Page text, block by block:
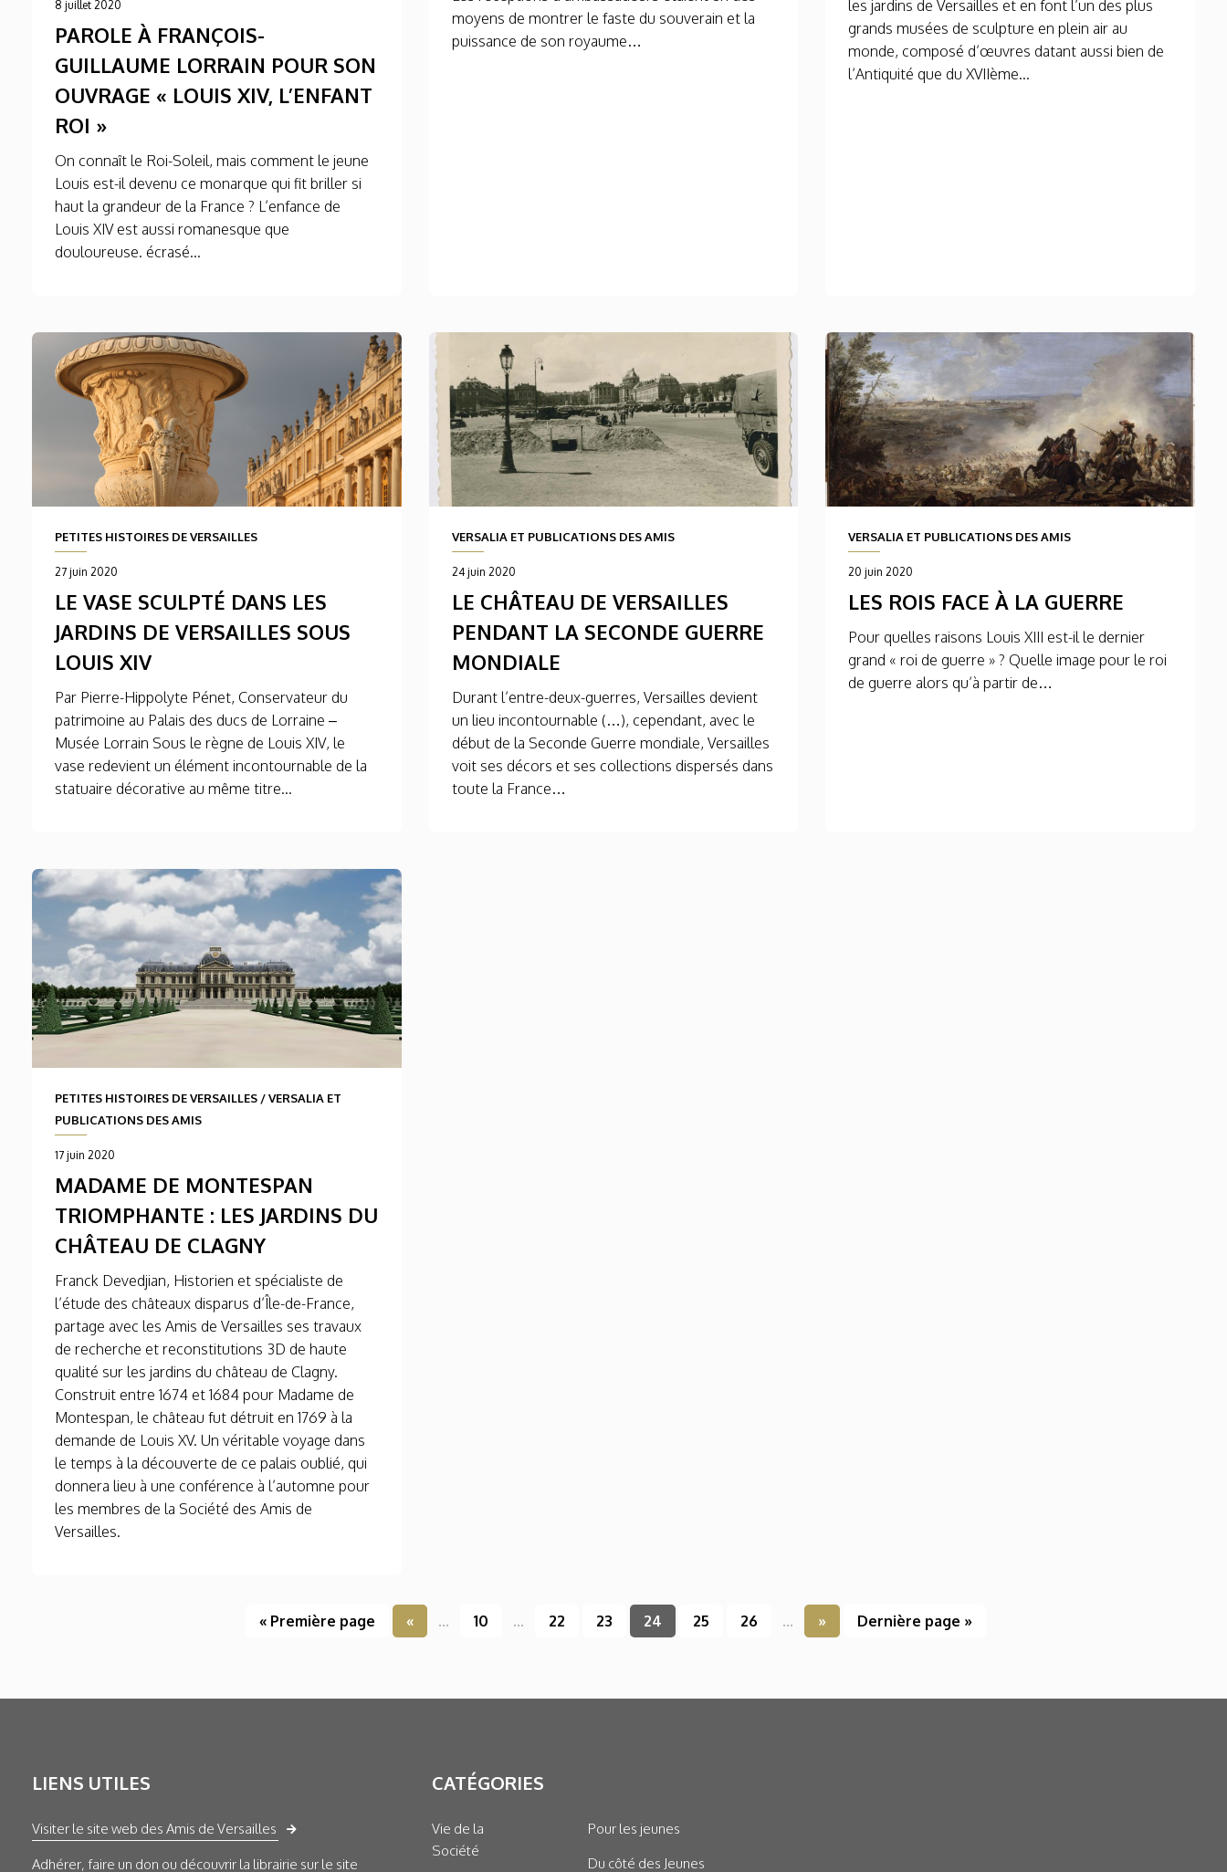
8 juillet 2020
PAROLE À FRANÇOIS-
GUILLAUME LORRAIN POUR SON
OUVRAGE « LOUIS XIV, L’ENFANT
ROI »
On connaît le Roi-Soleil, mais comment le jeune
Louis est-il devenu ce monarque qui fit briller si
haut la grandeur de la France ? L’enfance de
Louis XIV est aussi romanesque que
douloureuse. écrasé...
moyens de montrer le faste du souverain et la
puissance de son royaume…
les jardins de Versailles et en font l’un des plus
grands musées de sculpture en plein air au
monde, composé d’œuvres datant aussi bien de
l’Antiquité que du XVIIème...
PETITES HISTOIRES DE VERSAILLES
27 juin 2020
LE VASE SCULPTÉ DANS LES
JARDINS DE VERSAILLES SOUS
LOUIS XIV
Par Pierre-Hippolyte Pénet, Conservateur du
patrimoine au Palais des ducs de Lorraine –
Musée Lorrain Sous le règne de Louis XIV, le
vase redevient un élément incontournable de la
statuaire décorative au même titre...
VERSALIA ET PUBLICATIONS DES AMIS
24 juin 2020
LE CHÂTEAU DE VERSAILLES
PENDANT LA SECONDE GUERRE
MONDIALE
Durant l’entre-deux-guerres, Versailles devient
un lieu incontournable (…), cependant, avec le
début de la Seconde Guerre mondiale, Versailles
voit ses décors et ses collections dispersés dans
toute la France…
VERSALIA ET PUBLICATIONS DES AMIS
20 juin 2020
LES ROIS FACE À LA GUERRE
Pour quelles raisons Louis XIII est-il le dernier
grand « roi de guerre » ? Quelle image pour le roi
de guerre alors qu’à partir de…
PETITES HISTOIRES DE VERSAILLES /VERSALIA ET
PUBLICATIONS DES AMIS
17 juin 2020
MADAME DE MONTESPAN
TRIOMPHANTE : LES JARDINS DU
CHÂTEAU DE CLAGNY
Franck Devedjian, Historien et spécialiste de
l’étude des châteaux disparus d’Île-de-France,
partage avec les Amis de Versailles ses travaux
de recherche et reconstitutions 3D de haute
qualité sur les jardins du château de Clagny.
Construit entre 1674 et 1684 pour Madame de
Montespan, le château fut détruit en 1769 à la
demande de Louis XV. Un véritable voyage dans
le temps à la découverte de ce palais oublié, qui
donnera lieu à une conférence à l’automne pour
les membres de la Société des Amis de
Versailles.
« Première page « ... 10 ... 22 23 24 25 26 ... » Dernière page »
LIENS UTILES
Visiter le site web des Amis de Versailles
Adhérer, faire un don ou découvrir la librairie sur le site
CATÉGORIES
Vie de la
Société
Pour les jeunes
Du côté des Jeunes